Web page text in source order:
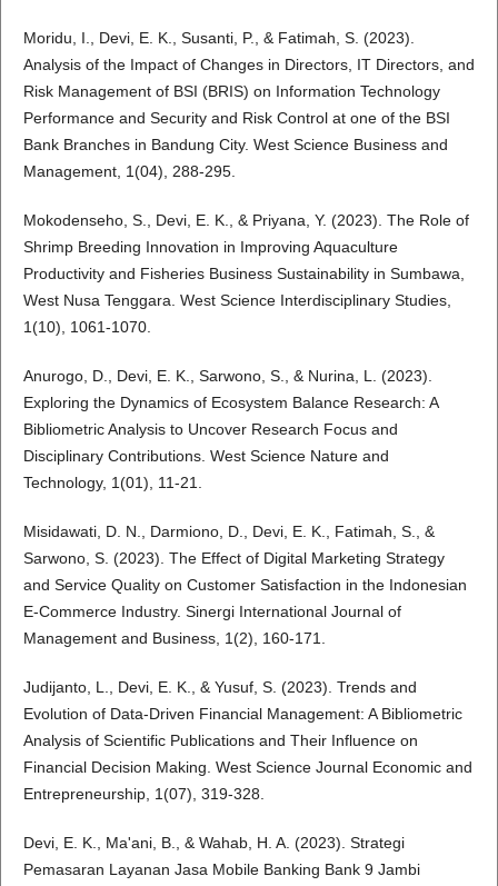
Moridu, I., Devi, E. K., Susanti, P., & Fatimah, S. (2023).
Analysis of the Impact of Changes in Directors, IT Directors, and
Risk Management of BSI (BRIS) on Information Technology
Performance and Security and Risk Control at one of the BSI
Bank Branches in Bandung City. West Science Business and
Management, 1(04), 288-295.
Mokodenseho, S., Devi, E. K., & Priyana, Y. (2023). The Role of
Shrimp Breeding Innovation in Improving Aquaculture
Productivity and Fisheries Business Sustainability in Sumbawa,
West Nusa Tenggara. West Science Interdisciplinary Studies,
1(10), 1061-1070.
Anurogo, D., Devi, E. K., Sarwono, S., & Nurina, L. (2023).
Exploring the Dynamics of Ecosystem Balance Research: A
Bibliometric Analysis to Uncover Research Focus and
Disciplinary Contributions. West Science Nature and
Technology, 1(01), 11-21.
Misidawati, D. N., Darmiono, D., Devi, E. K., Fatimah, S., &
Sarwono, S. (2023). The Effect of Digital Marketing Strategy
and Service Quality on Customer Satisfaction in the Indonesian
E-Commerce Industry. Sinergi International Journal of
Management and Business, 1(2), 160-171.
Judijanto, L., Devi, E. K., & Yusuf, S. (2023). Trends and
Evolution of Data-Driven Financial Management: A Bibliometric
Analysis of Scientific Publications and Their Influence on
Financial Decision Making. West Science Journal Economic and
Entrepreneurship, 1(07), 319-328.
Devi, E. K., Ma'ani, B., & Wahab, H. A. (2023). Strategi
Pemasaran Layanan Jasa Mobile Banking Bank 9 Jambi